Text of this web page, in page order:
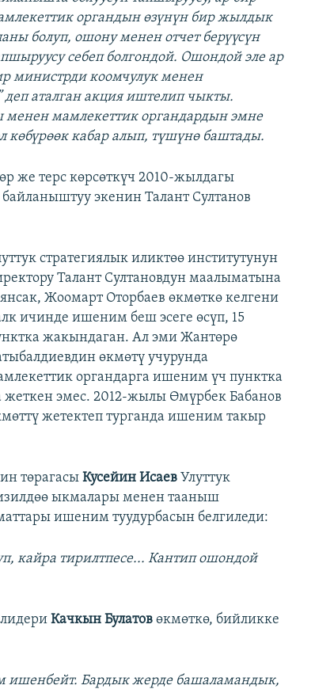
органдын өзүнүн бир жылдык
болуп, ошону менен отчет берүүсүн
себеп болгондой. Ошондой эле ар
министрди коомчулук менен
аталган акция иштелип чыкты.
мамлекеттик органдардын эмне
көбүрөөк кабар алып, түшүнө баштады.
же терс көрсөткүч 2010-жылдагы
экенин Талант Султанов
стратегиялык иликтөө институтунун
Талант Султановдун маалыматына
Жоомарт Оторбаев өкмөткө келгени
ичинде ишеним беш эсеге өсүп, 15
жакындаган. Ал эми Жантөрө
өкмөтү учурунда
органдарга ишеним үч пунктка
жеткен эмес. 2012-жылы Өмүрбек Бабанов
жетектеп турганда ишеним такыр
төрагасыКусейин ИсаевУлуттук
ыкмалары менен тааныш
ишеним туудурбасын белгиледи:
кайра тирилтпесе... Кантип ошондой
лидериКачкын Булатовөкмөткө, бийликке
ишенбейт. Бардык жерде башаламандык,